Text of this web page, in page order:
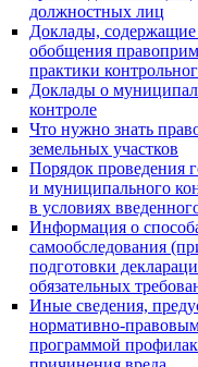
должностных лиц
Доклады, содержащие
обобщения
практики
Доклады о
контроле
Что нужно знать
земельных участков
Порядок проведения
и муниципального
в условиях
Информация о
самообследования
подготовки
обязательных
Иные сведения,
нормативно-
программой